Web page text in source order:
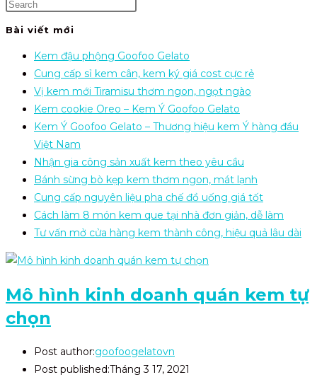
Bài viết mới
Kem đậu phộng Goofoo Gelato
Cung cấp sỉ kem cân, kem ký giá cost cực rẻ
Vị kem mới Tiramisu thơm ngon, ngọt ngào
Kem cookie Oreo – Kem Ý Goofoo Gelato
Kem Ý Goofoo Gelato – Thương hiệu kem Ý hàng đầu
Việt Nam
Nhận gia công sản xuất kem theo yêu cầu
Bánh sừng bò kẹp kem thơm ngon, mát lạnh
Cung cấp nguyên liệu pha chế đồ uống giá tốt
Cách làm 8 món kem que tại nhà đơn giản, dễ làm
Tư vấn mở cửa hàng kem thành công, hiệu quả lâu dài
Mô hình kinh doanh quán kem tự
chọn
Post author:goofoogelatovn
Post published:Tháng 3 17, 2021